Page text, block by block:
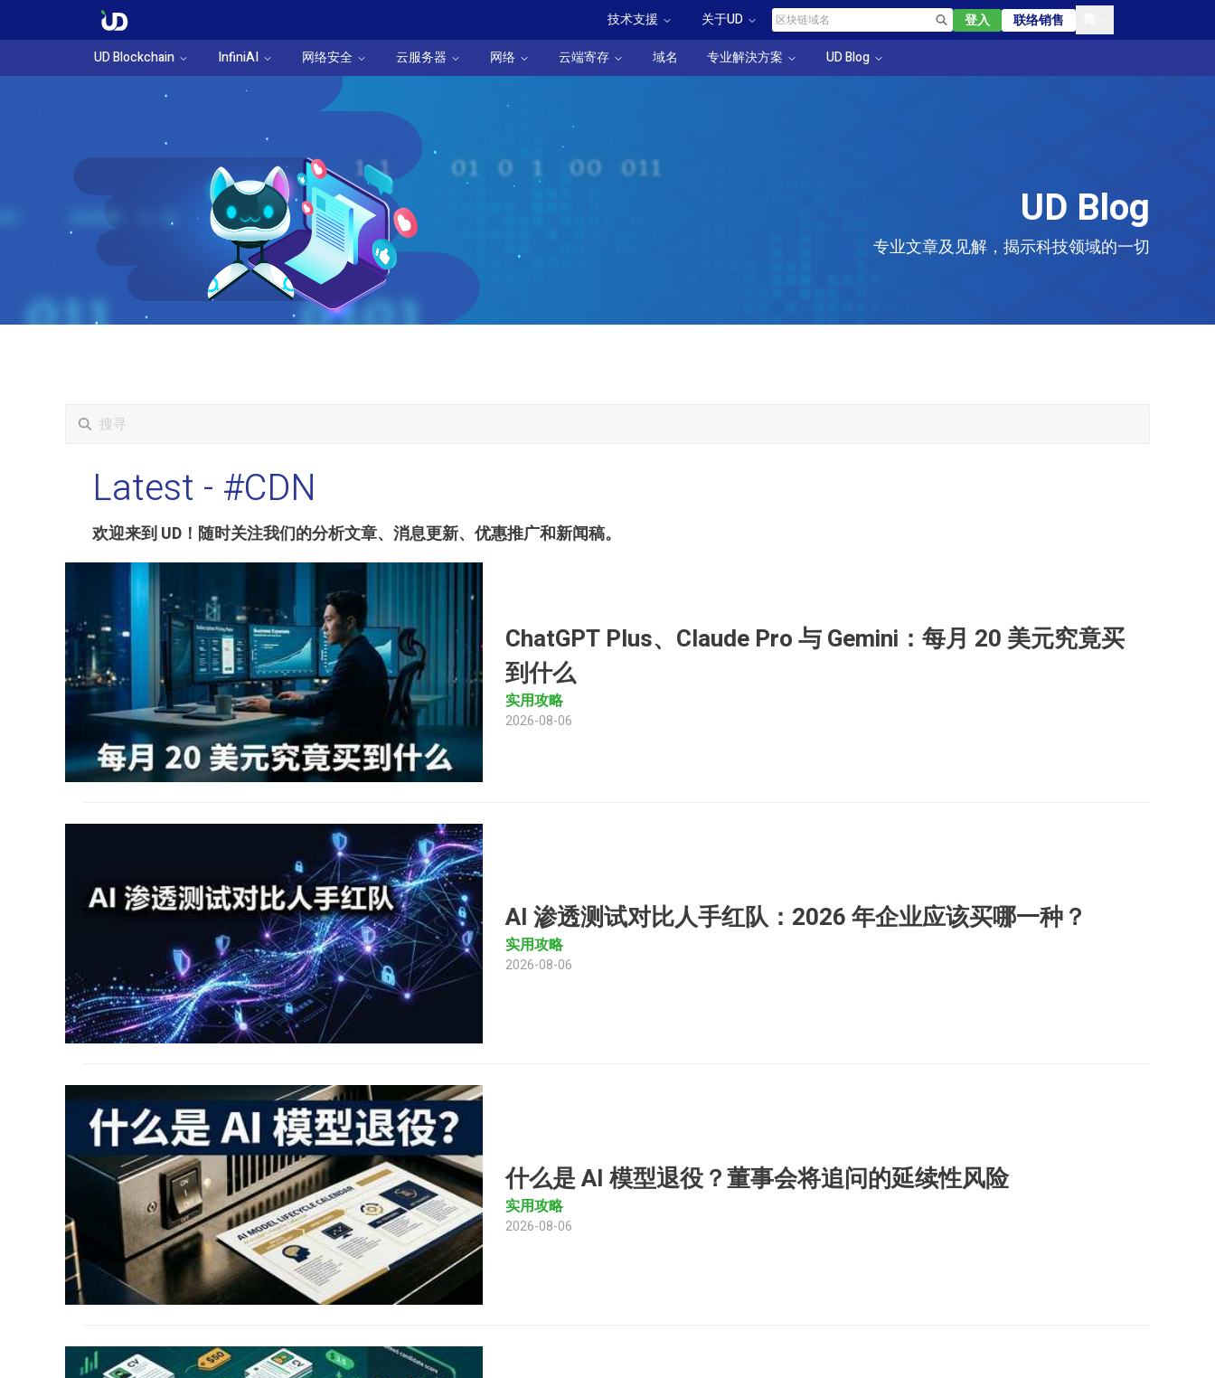
技术支援 关于UD 登入 联络销售
UD Blockchain
InfiniAI 网络安全 云服务器 网络 云端寄存 域名 专业解決方案 UD Blog
UD Blog
专业文章及见解，揭示科技领域的一切
Latest - #CDN
欢迎来到 UD！随时关注我们的分析文章、消息更新、优惠推广和新闻稿。
ChatGPT Plus、Claude Pro 与 Gemini：每月 20 美元究竟买
到什么
实用攻略
2026-08-06
AI 渗透测试对比人手红队：2026 年企业应该买哪一种？
实用攻略
2026-08-06
什么是 AI 模型退役？董事会将追问的延续性风险
实用攻略
2026-08-06